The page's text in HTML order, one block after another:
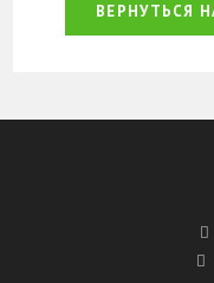
ВЕРНУТЬСЯ